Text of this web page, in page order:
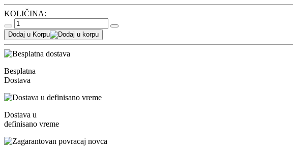
KOLIČINA:
Dodaj u Korpu
Besplatna
Dostava
Dostava u
definisano vreme